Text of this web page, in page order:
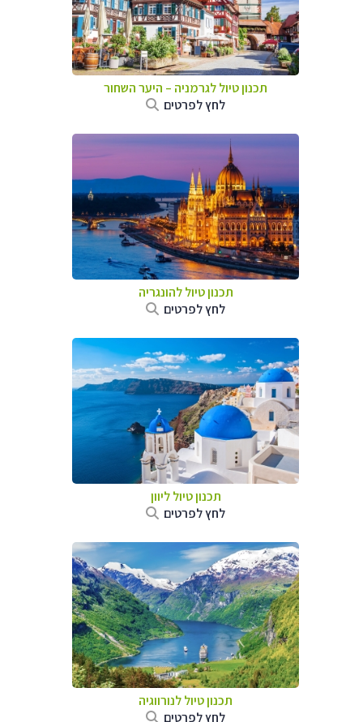
תכנון טיול לגרמניה – היער השחור
לחץ לפרטים
תכנון טיול להונגריה
לחץ לפרטים
תכנון טיול ליוון
לחץ לפרטים
תכנון טיול לנורווגיה
לחץ לפרטים